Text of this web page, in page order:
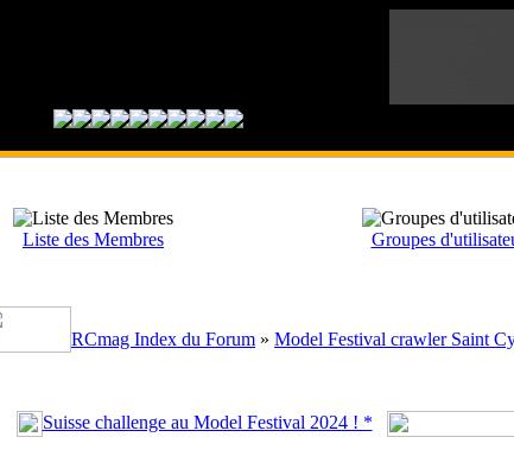
Liste des Membres Groupes
RCmag Index du Forum » Model Festival crawler Saint
Suisse challenge au Model Festival 2024 ! *